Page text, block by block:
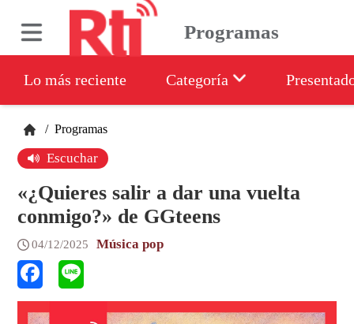
Programas
Lo más reciente Categoría
/ Programas
Escuchar
«¿Quieres salir a dar una vuelta
conmigo?» de GGteens
04/12/2025 Música pop